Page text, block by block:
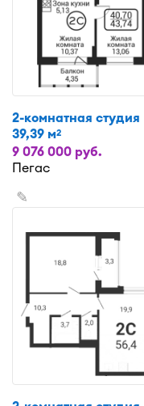
2-комнатная студия
39,39 м2
9 076 000 руб.
Пегас
✎